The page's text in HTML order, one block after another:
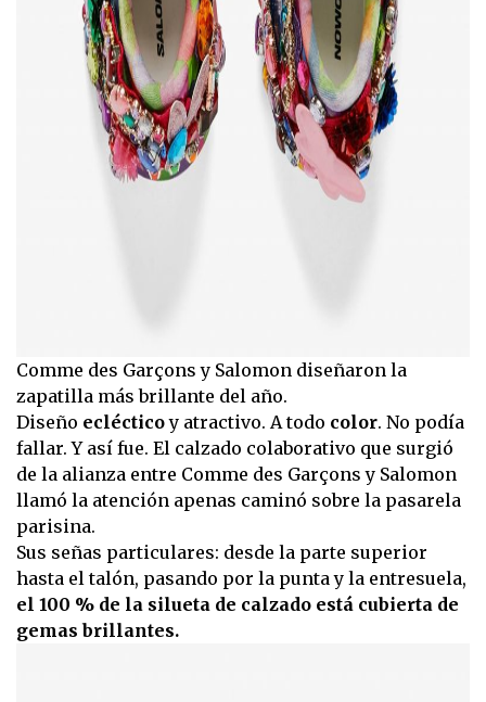
Comme des Garçons y Salomon diseñaron la
zapatilla más brillante del año.
Diseño eclécticoy atractivo. A todo color. No podía
fallar. Y así fue. El calzado colaborativo que surgió
de la alianza entre Comme des Garçons y Salomon
llamó la atención apenas caminó sobre la pasarela
parisina.
Sus señas particulares: desde la parte superior
hasta el talón, pasando por la punta y la entresuela,
el 100 % de la silueta de calzado está cubierta de
gemas brillantes.